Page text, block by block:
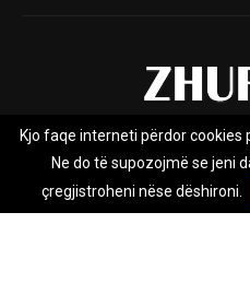
Rreth nesh Impresumi
Zhurnal.mk është Agjenci e
Kjo faqe interneti përdor cookies
Ne do të supozojmë se jeni
çregjistroheni nëse dëshironi.